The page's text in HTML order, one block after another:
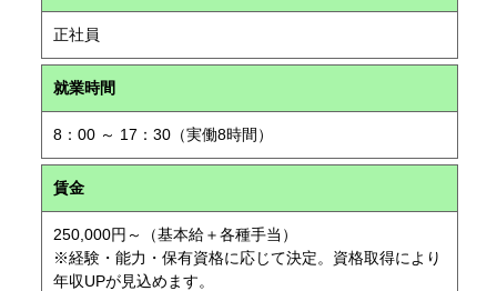
正社員
就業時間
8：00 ～ 17：30（実働8時間）
賃金
250,000円～（基本給＋各種手当）
※経験・能力・保有資格に応じて決定。資格取得により
年収UPが見込めます。